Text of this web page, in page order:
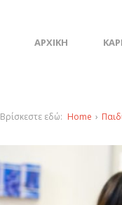
ΑΡΧΙΚΗ
Βρίσκεστε εδώ: Home ›